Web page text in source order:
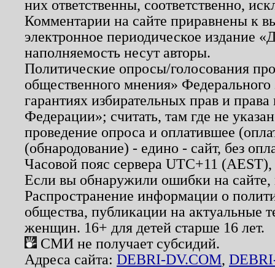
них ответственны, соответственно,
Комментарии на сайте приравнены к
электронное периодическое издание
наполняемость несут авторы.
Политические опросы/голосования
общественного мнения»
гарантиях избирательных прав и
Федерации»; считать, там где не
проведение опроса и оплатившее
(обнародование) - едино - сайт, без
Часовой пояс сервера UTC+11
Если вы обнаружили ошибки на
Распространение информации о
общества, публикации на актуальные
женщин. 16+ для детей старше 16 лет.
СМИ не получает субсидий.
Адреса сайта: DEBRI-DV.COM,